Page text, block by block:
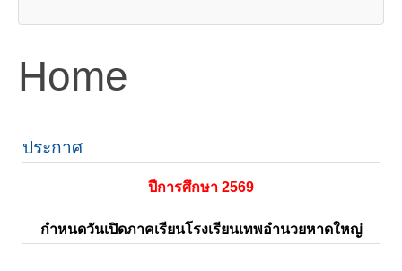
Home
ประกาศ
ปีการศึกษา 2569
กำหนดวันเปิดภาคเรียนโรงเรียนเทพอำนวยหาดใหญ่